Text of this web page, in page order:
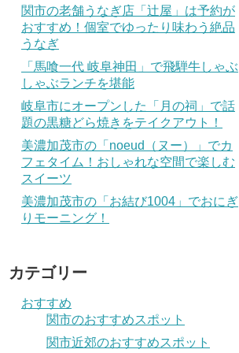
関市の老舗うなぎ店「辻屋」は予約が
おすすめ！個室でゆったり味わう絶品
うなぎ
「馬喰一代 岐阜神田」で飛騨牛しゃぶ
しゃぶランチを堪能
岐阜市にオープンした「月の祠」で話
題の黒糖どら焼きをテイクアウト！
美濃加茂市の「noeud（ヌー）」でカ
フェタイム！おしゃれな空間で楽しむ
スイーツ
美濃加茂市の「お結び1004」でおにぎ
りモーニング！
カテゴリー
おすすめ
関市のおすすめスポット
関市近郊のおすすめスポット